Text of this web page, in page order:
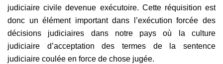
judiciaire civile devenue exécutoire. Cette réquisition est
donc un élément important dans l’exécution forcée des
décisions judiciaires dans notre pays où la culture
judiciaire d’acceptation des termes de la sentence
judiciaire coulée en force de chose jugée.